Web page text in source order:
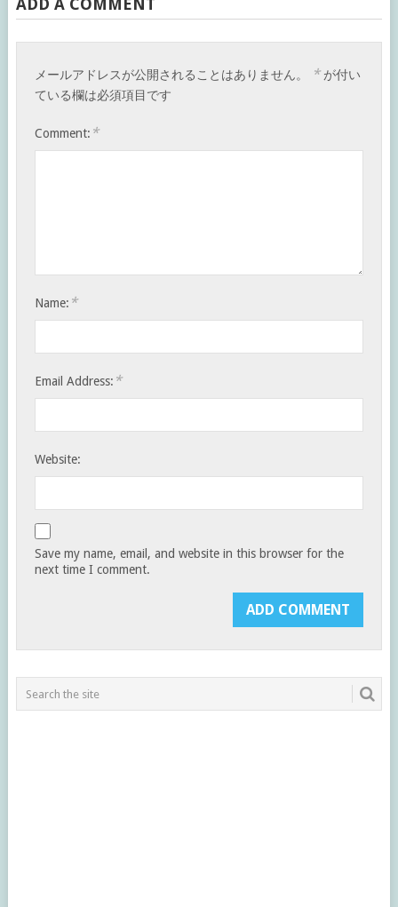
メールアドレスが公開されることはありません。 *が付い
ている欄は必須項目です
Comment: *
Name: *
Email Address: *
Website:
Save my name, email, and website in this browser for the
next time I comment.